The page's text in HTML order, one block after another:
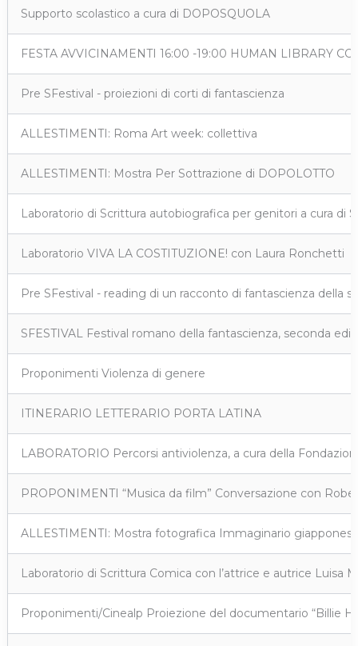
Supporto scolastico a cura di DOPOSQUOLA
FESTA AVVICINAMENTI 16:00 -19:00 HUMAN LIBRARY
Pre SFestival - proiezioni di corti di fantascienza
ALLESTIMENTI: Roma Art week: collettiva
ALLESTIMENTI: Mostra Per Sottrazione di DOPOLOTTO
Laboratorio di Scrittura autobiografica per genitori a cura di
Laboratorio VIVA LA COSTITUZIONE! con Laura Ronchetti
Pre SFestival - reading di un racconto di fantascienza della
SFESTIVAL Festival romano della fantascienza, seconda
Proponimenti Violenza di genere
ITINERARIO LETTERARIO PORTA LATINA
LABORATORIO Percorsi antiviolenza, a cura della
PROPONIMENTI “Musica da film” Conversazione con
ALLESTIMENTI: Mostra fotografica Immaginario
Laboratorio di Scrittura Comica con l’attrice e autrice Luisa
Proponimenti/Cinealp Proiezione del documentario “Billie